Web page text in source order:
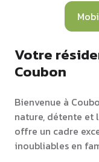
Votre
Coubon
Bienvenue à
nature, détente et
offre un cadre
inoubliables en